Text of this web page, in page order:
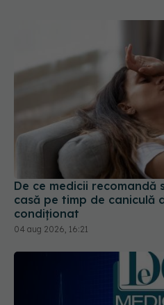
De ce medicii recomandă
casă pe timp de caniculă
condiționat
04 aug 2026, 16:21